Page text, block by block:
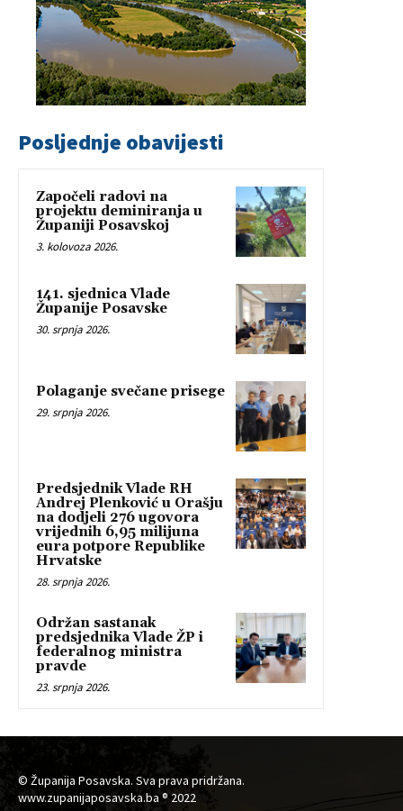
Posljednje obavijesti
Započeli radovi na
projektu deminiranja u
Županiji Posavskoj
3. kolovoza 2026.
141. sjednica Vlade
Županije Posavske
30. srpnja 2026.
Polaganje svečane prisege
29. srpnja 2026.
Predsjednik Vlade RH
Andrej Plenković u Orašju
na dodjeli 276 ugovora
vrijednih 6,95 milijuna
eura potpore Republike
Hrvatske
28. srpnja 2026.
Održan sastanak
predsjednika Vlade ŽP i
federalnog ministra
pravde
23. srpnja 2026.
© Županija Posavska. Sva prava pridržana.
www.zupanijaposavska.ba ® 2022